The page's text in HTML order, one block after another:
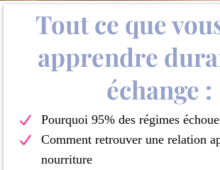
Tout ce que
apprendre
échange :
Pourquoi 95% des régimes
Comment retrouver une relation
nourriture